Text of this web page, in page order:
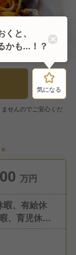
気になる
せんのでご安心くだ
万円
暇、有給休
、育児休
気になる
と、
かも...！？